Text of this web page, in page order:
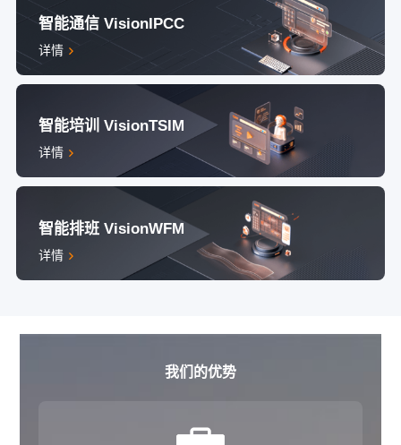
智能通信 VisionIPCC
详情
智能培训 VisionTSIM
详情
智能排班 VisionWFM
详情
我们的优势